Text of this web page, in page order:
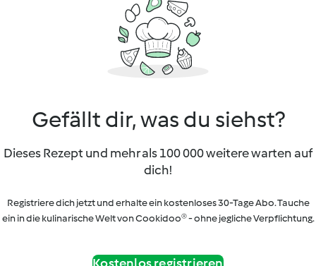
Gefällt dir, was du siehst?
Dieses Rezept und mehr als 100 000 weitere warten auf
dich!
Registriere dich jetzt und erhalte ein kostenloses 30-Tage Abo. Tauche
ein in die kulinarische Welt von Cookidoo® - ohne jegliche Verpflichtung.